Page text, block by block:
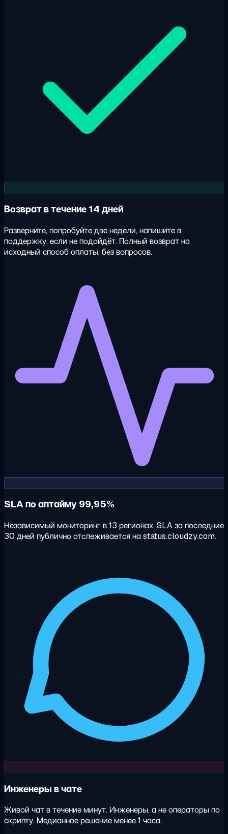
Возврат в течение 14 дней
Разверните, попробуйте две недели, напишите в
поддержку, если не подойдёт. Полный возврат на
исходный способ оплаты, без вопросов.
SLA по аптайму 99,95%
Независимый мониторинг в 13 регионах. SLA за последние
30 дней публично отслеживается на status.cloudzy.com.
Инженеры в чате
Живой чат в течение минут. Инженеры, а не операторы по
скрипту. Медианное решение менее 1 часа.